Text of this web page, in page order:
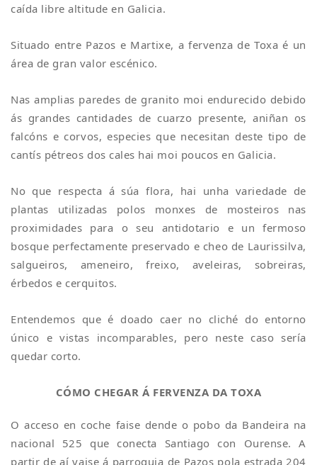
caída libre altitude en Galicia.
Situado entre Pazos e Martixe, a fervenza de Toxa é un
área de gran valor escénico.
Nas amplias paredes de granito moi endurecido debido
ás grandes cantidades de cuarzo presente, aniñan os
falcóns e corvos, especies que necesitan deste tipo de
cantís pétreos dos cales hai moi poucos en Galicia.
No que respecta á súa flora, hai unha variedade de
plantas utilizadas polos monxes de mosteiros nas
proximidades para o seu antidotario e un fermoso
bosque perfectamente preservado e cheo de Laurissilva,
salgueiros, ameneiro, freixo, aveleiras, sobreiras,
érbedos e cerquitos.
Entendemos que é doado caer no cliché do entorno
único e vistas incomparables, pero neste caso sería
quedar corto.
CÓMO CHEGAR Á FERVENZA DA TOXA
O acceso en coche faise dende o pobo da Bandeira na
nacional 525 que conecta Santiago con Ourense. A
partir de aí vaise á parroquia de Pazos pola estrada 204